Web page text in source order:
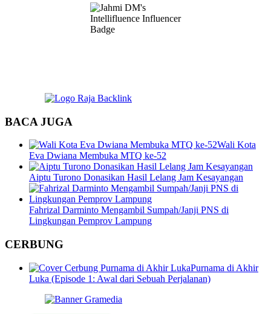
BACA JUGA
Wali Kota
Eva Dwiana Membuka MTQ ke-52
Aiptu Turono Donasikan Hasil Lelang Jam Kesayangan
Fahrizal Darminto Mengambil Sumpah/Janji PNS di
Lingkungan Pemprov Lampung
CERBUNG
Purnama di Akhir
Luka (Episode 1: Awal dari Sebuah Perjalanan)